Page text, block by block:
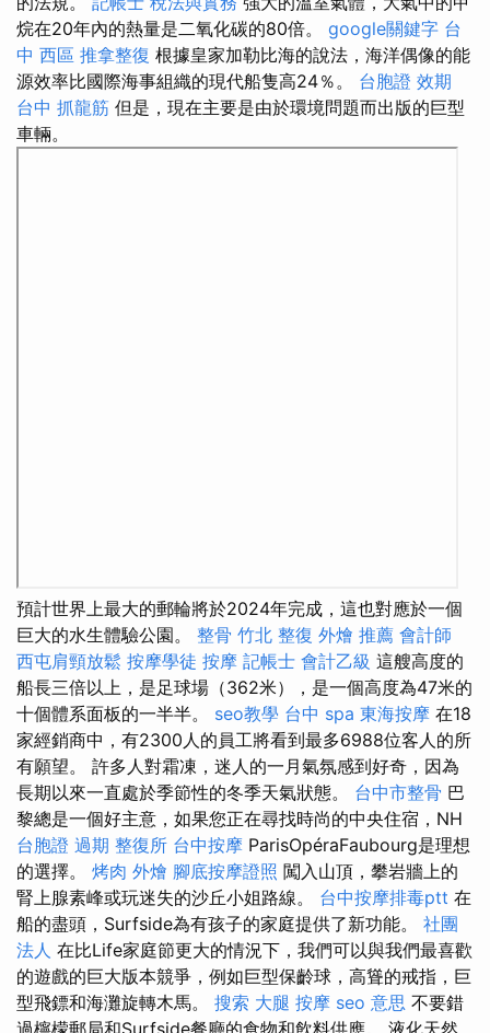
烷在20年內的熱量是二氧化碳的80倍。 google關鍵字 台
中 西區 推拿整復 根據皇家加勒比海的說法，海洋偶像的能
源效率比國際海事組織的現代船隻高24％。 台胞證 效期
台中 抓龍筋 但是，現在主要是由於環境問題而出版的巨型
車輛。
預計世界上最大的郵輪將於2024年完成，這也對應於一個
巨大的水生體驗公園。 整骨 竹北 整復 外燴 推薦 會計師
西屯肩頸放鬆 按摩學徒 按摩 記帳士 會計乙級 這艘高度的
船長三倍以上，是足球場（362米），是一個高度為47米的
十個體系面板的一半半。 seo教學 台中 spa 東海按摩 在18
家經銷商中，有2300人的員工將看到最多6988位客人的所
有願望。 許多人對霜凍，迷人的一月氣氛感到好奇，因為
長期以來一直處於季節性的冬季天氣狀態。 台中市整骨 巴
黎總是一個好主意，如果您正在尋找時尚的中央住宿，NH
台胞證 過期 整復所 台中按摩 ParisOpéraFaubourg是理想
的選擇。 烤肉 外燴 腳底按摩證照 闖入山頂，攀岩牆上的
腎上腺素峰或玩迷失的沙丘小姐路線。 台中按摩排毒ptt 在
船的盡頭，Surfside為有孩子的家庭提供了新功能。 社團
法人 在比Life家庭節更大的情況下，我們可以與我們最喜歡
的遊戲的巨大版本競爭，例如巨型保齡球，高聳的戒指，巨
型飛鏢和海灘旋轉木馬。 搜索 大腿 按摩 seo 意思 不要錯
過檸檬郵局和Surfside餐廳的食物和飲料供應。 液化天然